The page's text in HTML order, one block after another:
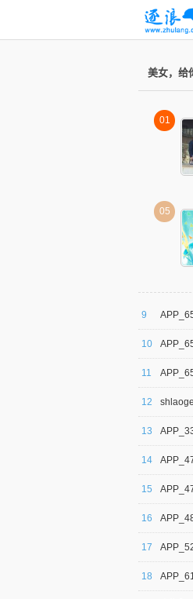
美女，给
01
05
9
10
11
12
13
14
15
16
17
18